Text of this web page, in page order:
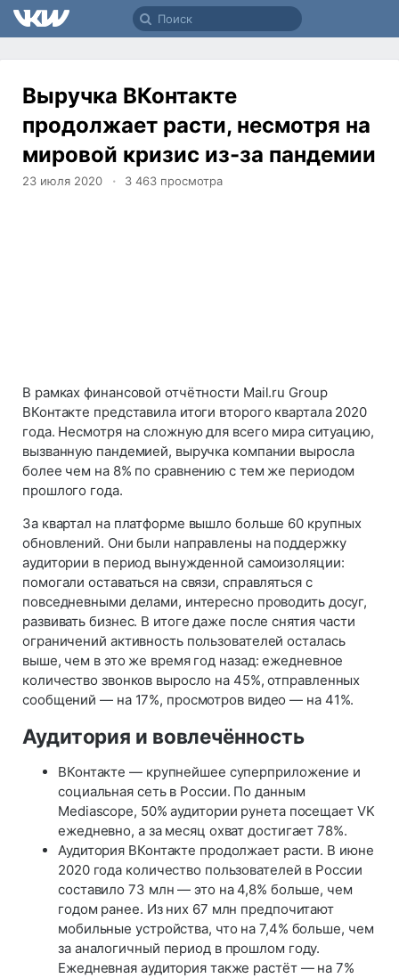
Выручка ВКонтакте
продолжает расти, несмотря на
мировой кризис из-за пандемии
23 июля 2020 3 463 просмотра
В рамках финансовой отчётности Mail.ru Group
ВКонтакте представила итоги второго квартала 2020
года. Несмотря на сложную для всего мира ситуацию,
вызванную пандемией, выручка компании выросла
более чем на 8% по сравнению с тем же периодом
прошлого года.
За квартал на платформе вышло больше 60 крупных
обновлений. Они были направлены на поддержку
аудитории в период вынужденной самоизоляции:
помогали оставаться на связи, справляться с
повседневными делами, интересно проводить досуг,
развивать бизнес. В итоге даже после снятия части
ограничений активность пользователей осталась
выше, чем в это же время год назад: ежедневное
количество звонков выросло на 45%, отправленных
сообщений — на 17%, просмотров видео — на 41%.
Аудитория и вовлечённость
ВКонтакте — крупнейшее суперприложение и
социальная сеть в России. По данным
Mediascope, 50% аудитории рунета посещает VK
ежедневно, а за месяц охват достигает 78%.
Аудитория ВКонтакте продолжает расти. В июне
2020 года количество пользователей в России
составило 73 млн — это на 4,8% больше, чем
годом ранее. Из них 67 млн предпочитают
мобильные устройства, что на 7,4% больше, чем
за аналогичный период в прошлом году.
Ежедневная аудитория также растёт — на 7%